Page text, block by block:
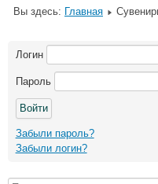
Вы здесь: Главная
Логин
Пароль
Забыли пароль?
Забыли логин?